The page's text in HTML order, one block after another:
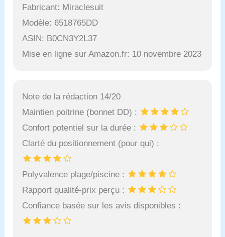
Fabricant: Miraclesuit
Modèle: 6518765DD
ASIN: B0CN3Y2L37
Mise en ligne sur Amazon.fr: 10 novembre 2023
Note de la rédaction 14/20
Maintien poitrine (bonnet DD) :
Confort potentiel sur la durée :
Clarté du positionnement (pour qui) :
Polyvalence plage/piscine :
Rapport qualité-prix perçu :
Confiance basée sur les avis disponibles :